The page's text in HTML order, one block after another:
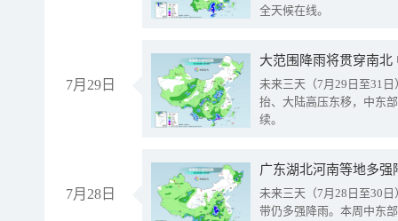
全天候在线。
7月29日
大范围降雨将贯穿南
未来三天（7月29日至31
抬、大陆高压东移，中东
续。
7月28日
广东湖北河南等地多
未来三天（7月28日至30
带仍多强降雨。本周中东